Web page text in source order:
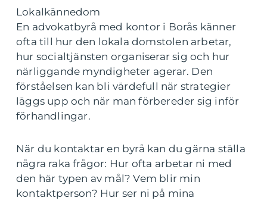
Lokalkännedom
En advokatbyrå med kontor i Borås känner
ofta till hur den lokala domstolen arbetar,
hur socialtjänsten organiserar sig och hur
närliggande myndigheter agerar. Den
förståelsen kan bli värdefull när strategier
läggs upp och när man förbereder sig inför
förhandlingar.
När du kontaktar en byrå kan du gärna ställa
några raka frågor: Hur ofta arbetar ni med
den här typen av mål? Vem blir min
kontaktperson? Hur ser ni på mina